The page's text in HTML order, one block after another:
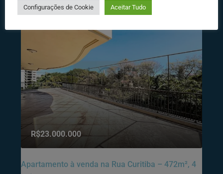
R$23.000.000
Apartamento à venda na Rua Curitiba – 472m², 4
Configurações de Cookie Aceitar Tudo